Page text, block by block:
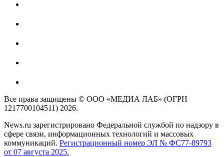
Все права защищены © ООО «МЕДИА ЛАБ» (ОГРН
1217700104511) 2026.
News.ru зарегистрировано Федеральной службой по надзору в
сфере связи, информационных технологий и массовых
коммуникаций. Регистрационный номер ЭЛ № ФС77-89793
от 07 августа 2025.